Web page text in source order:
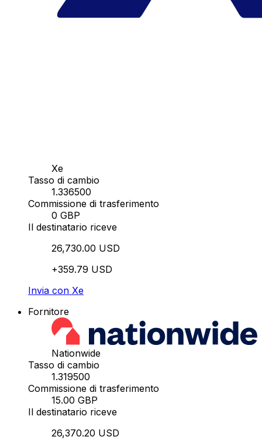
Xe
Tasso di cambio
1.336500
Commissione di trasferimento
0 GBP
Il destinatario riceve
26,730.00 USD
+359.79 USD
Invia con Xe
Fornitore
Nationwide
Tasso di cambio
1.319500
Commissione di trasferimento
15.00 GBP
Il destinatario riceve
26,370.20 USD